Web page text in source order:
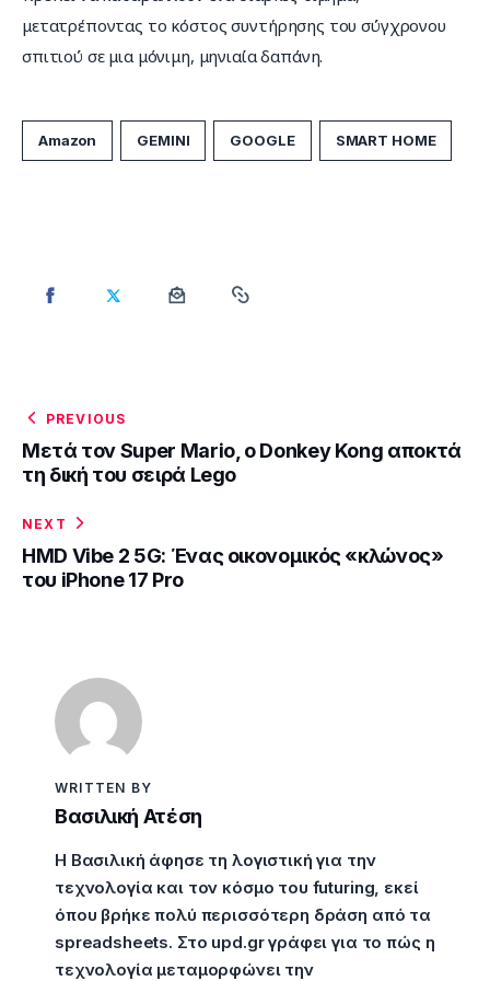
μετατρέποντας το κόστος συντήρησης του σύγχρονου
σπιτιού σε μια μόνιμη, μηνιαία δαπάνη.
Amazon GEMINI GOOGLE SMART HOME
PREVIOUS
Μετά τον Super Mario, ο Donkey Kong αποκτά
τη δική του σειρά Lego
NEXT
HMD Vibe 2 5G: Ένας οικονομικός «κλώνος»
του iPhone 17 Pro
WRITTEN BY
Βασιλική Ατέση
Η Βασιλική άφησε τη λογιστική για την
τεχνολογία και τον κόσμο του futuring, εκεί
όπου βρήκε πολύ περισσότερη δράση από τα
spreadsheets. Στο upd.gr γράφει για το πώς η
τεχνολογία μεταμορφώνει την